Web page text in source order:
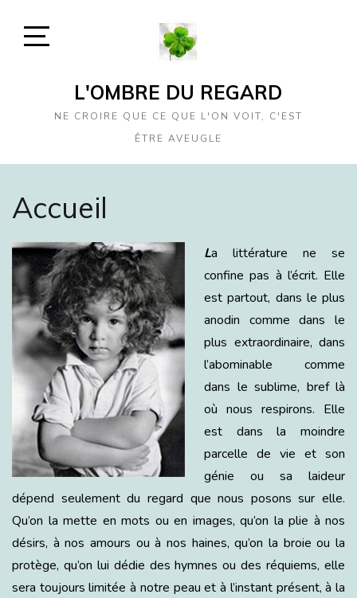
SidebarL'OMBRE DU REGARD
NE CROIRE QUE CE QUE L'ON VOIT, C'EST
ÊTRE AVEUGLE
Accueil
La littérature ne se
confine pas à l’écrit. Elle
est partout, dans le plus
anodin comme dans le
plus extraordinaire, dans
l’abominable comme
dans le sublime, bref là
où nous respirons. Elle
est dans la moindre
parcelle de vie et son
génie ou sa laideur
dépend seulement du regard que nous posons sur elle.
Qu’on la mette en mots ou en images, qu’on la plie à nos
désirs, à nos amours ou à nos haines, qu’on la broie ou la
protège, qu’on lui dédie des hymnes ou des réquiems, elle
sera toujours limitée à notre peau et à l’instant présent, à la